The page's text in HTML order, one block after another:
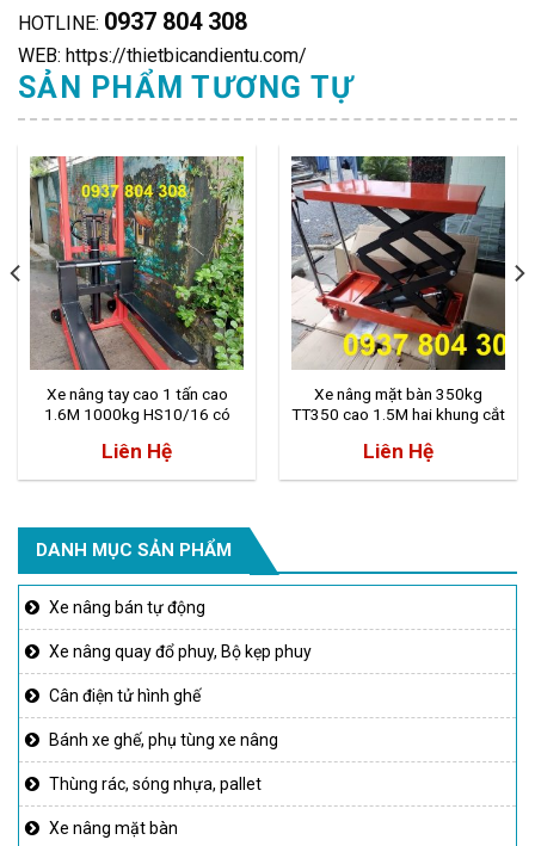
HOTLINE: 0937 804 308
WEB: https://thietbicandientu.com/
SẢN PHẨM TƯƠNG TỰ
Xe nâng tay cao 1 tấn cao
1.6M 1000kg HS10/16 có
Liên Hệ
Xe nâng mặt bàn 350kg
TT350 cao 1.5M hai khung cắt
Liên Hệ
DANH MỤC SẢN PHẨM
Xe nâng bán tự động
Xe nâng quay đổ phuy, Bộ kẹp phuy
Cân điện tử hình ghế
Bánh xe ghế, phụ tùng xe nâng
Thùng rác, sóng nhựa, pallet
Xe nâng mặt bàn